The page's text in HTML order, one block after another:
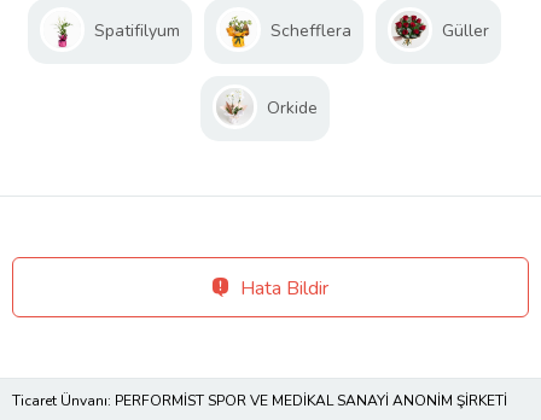
Spatifilyum Schefflera Güller
Orkide
Hata Bildir
Ticaret Ünvanı: PERFORMİST SPOR VE MEDİKAL SANAYİ ANONİM ŞİRKETİ